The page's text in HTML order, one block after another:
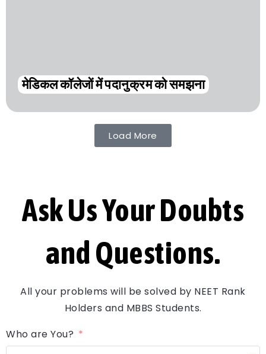
मेडिकल कॉलेजों में पदानुक्रम को समझना
Load More
Ask Us Your Doubts
and Questions.
All your problems will be solved by NEET Rank
Holders and MBBS Students.
Who are You?